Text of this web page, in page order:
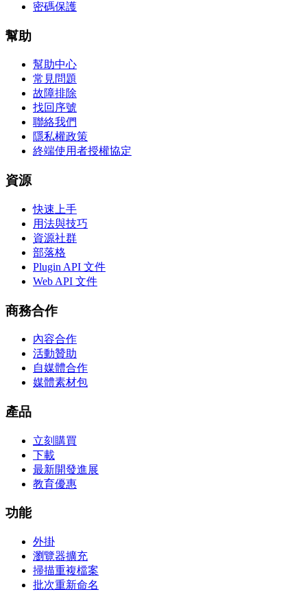
密碼保護
幫助
幫助中心
常見問題
故障排除
找回序號
聯絡我們
隱私權政策
終端使用者授權協定
資源
快速上手
用法與技巧
資源社群
部落格
Plugin API 文件
Web API 文件
商務合作
內容合作
活動贊助
自媒體合作
媒體素材包
產品
立刻購買
下載
最新開發進展
教育優惠
功能
外掛
瀏覽器擴充
掃描重複檔案
批次重新命名